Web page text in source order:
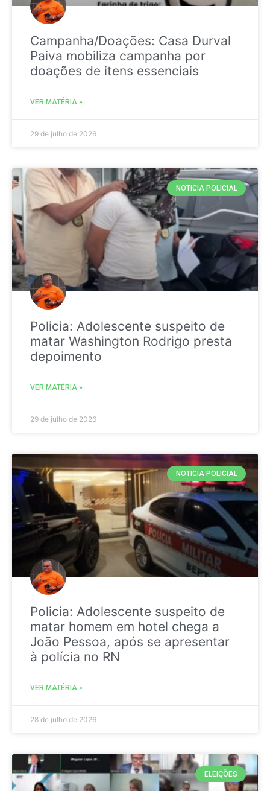
Campanha/Doações: Casa Durval
Paiva mobiliza campanha por
doações de itens essenciais
VER MATÉRIA »
29 de julho de 2026
NOTICIA POLICIAL
Policia: Adolescente suspeito de
matar Washington Rodrigo presta
depoimento
VER MATÉRIA »
29 de julho de 2026
NOTICIA POLICIAL
Policia: Adolescente suspeito de
matar homem em hotel chega a
João Pessoa, após se apresentar
à polícia no RN
VER MATÉRIA »
28 de julho de 2026
ELEIÇÕES